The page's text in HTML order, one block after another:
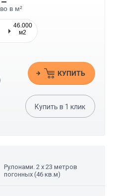
в м²
46.000
м2
КУПИТЬ
Купить в 1 клик
Рулонами. 2 x 23 метров
погонных (46 кв.м)